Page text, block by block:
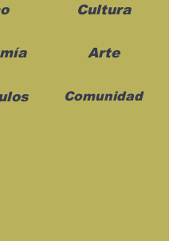
Cultura
Arte
Comunidad